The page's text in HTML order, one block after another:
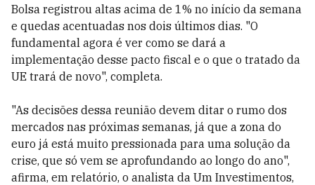
Bolsa registrou altas acima de 1% no início da semana
e quedas acentuadas nos dois últimos dias. "O
fundamental agora é ver como se dará a
implementação desse pacto fiscal e o que o tratado da
UE trará de novo", completa.
"As decisões dessa reunião devem ditar o rumo dos
mercados nas próximas semanas, já que a zona do
euro já está muito pressionada para uma solução da
crise, que só vem se aprofundando ao longo do ano",
afirma, em relatório, o analista da Um Investimentos,